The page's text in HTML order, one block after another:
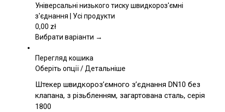
варіантів.
Параметри
вибрати
сторінці
товару
Універсальні низького тиску швидкороз'ємні
з'єднання | Усі продукти
0,00 zł
Вибрати варіанти →
Перегляд кошика
Оберіть опціїЦей
має
кілька
/Детальніше
Штекер швидкороз’ємного з’єднання DN10 без
клапана, з різьбленням, загартована сталь, серія
1800